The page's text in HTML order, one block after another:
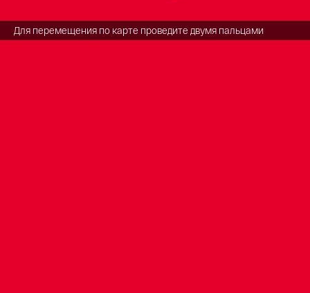
Для перемещения по карте проведите двумя пальцами